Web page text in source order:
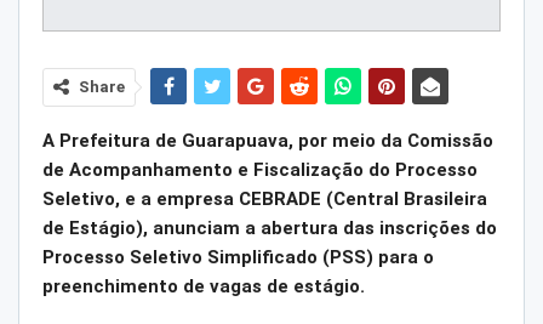
Share
A Prefeitura de Guarapuava, por meio da Comissão
de Acompanhamento e Fiscalização do Processo
Seletivo, e a empresa CEBRADE (Central Brasileira
de Estágio), anunciam a abertura das inscrições do
Processo Seletivo Simplificado (PSS) para o
preenchimento de vagas de estágio.